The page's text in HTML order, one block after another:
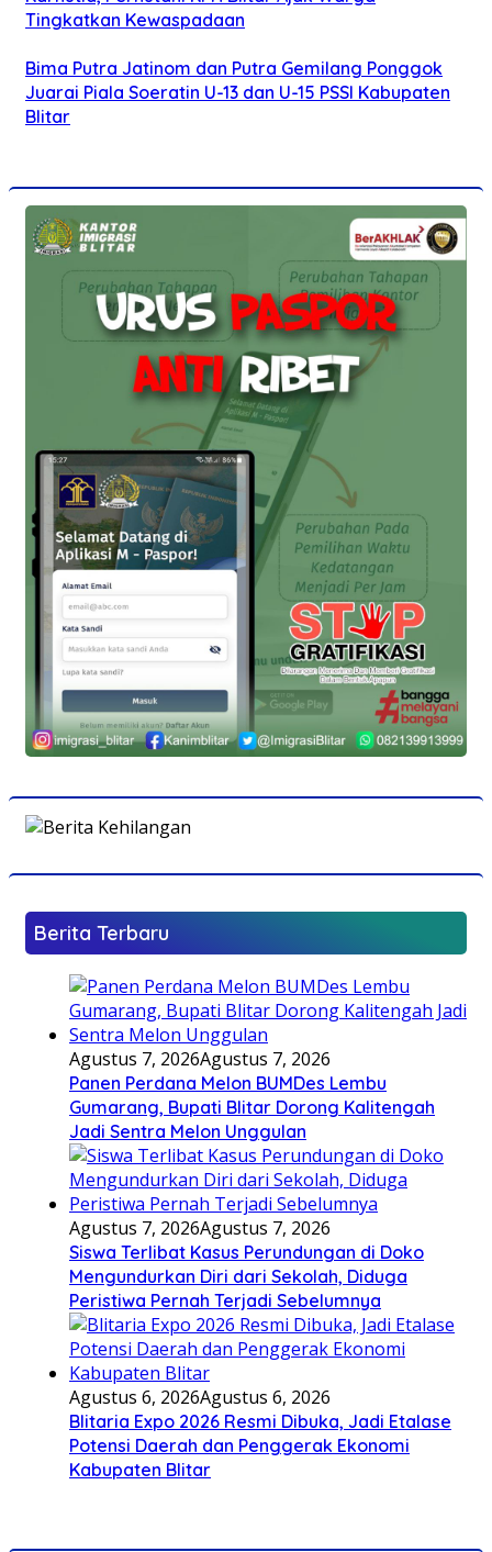
Tingkatkan Kewaspadaan
Bima Putra Jatinom dan Putra Gemilang Ponggok
Juarai Piala Soeratin U-13 dan U-15 PSSI Kabupaten
Blitar
Berita Terbaru
Agustus 7, 2026Agustus 7, 2026
Panen Perdana Melon BUMDes Lembu
Gumarang, Bupati Blitar Dorong Kalitengah
Jadi Sentra Melon Unggulan
Agustus 7, 2026Agustus 7, 2026
Siswa Terlibat Kasus Perundungan di Doko
Mengundurkan Diri dari Sekolah, Diduga
Peristiwa Pernah Terjadi Sebelumnya
Agustus 6, 2026Agustus 6, 2026
Blitaria Expo 2026 Resmi Dibuka, Jadi Etalase
Potensi Daerah dan Penggerak Ekonomi
Kabupaten Blitar